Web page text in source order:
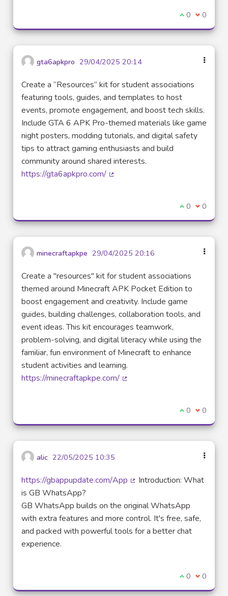
Je suis
0 Je ne
0
gta6apkpro 29/04/2025 20:14
Create a “Resources” kit for student associations
featuring tools, guides, and templates to host
events, promote engagement, and boost tech skills.
Include GTA 6 APK Pro-themed materials like game
night posters, modding tutorials, and digital safety
tips to attract gaming enthusiasts and build
community around shared interests.
https://gta6apkpro.com/
Je suis
0 Je ne
0
minecraftapkpe 29/04/2025 20:16
Create a "resources" kit for student associations
themed around Minecraft APK Pocket Edition to
boost engagement and creativity. Include game
guides, building challenges, collaboration tools, and
event ideas. This kit encourages teamwork,
problem-solving, and digital literacy while using the
familiar, fun environment of Minecraft to enhance
student activities and learning.
https://minecraftapkpe.com/
Je suis
0 Je ne
0
alic 22/05/2025 10:35
https://gbappupdate.com/App
Introduction: What
is GB WhatsApp?
GB WhatsApp builds on the original WhatsApp
with extra features and more control. It's free, safe,
and packed with powerful tools for a better chat
experience.
Je suis
0 Je ne
0